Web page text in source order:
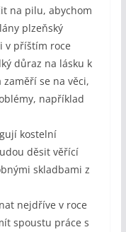
na pilu, abychom
plzeňský
v příštím roce
důraz na lásku k
se na věci,
například
kostelní
děsit věřící
skladbami z
nejdříve v roce
spoustu práce s